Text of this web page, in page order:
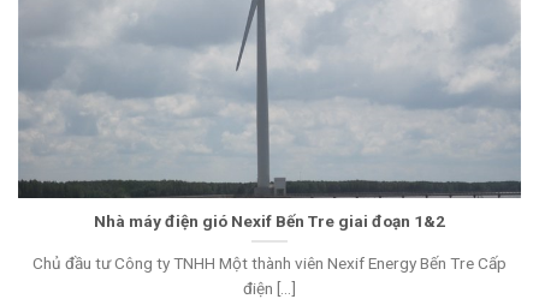
Nhà máy điện gió Nexif Bến Tre giai đoạn 1&2
Chủ đầu tư Công ty TNHH Một thành viên Nexif Energy Bến Tre Cấp
điện [...]